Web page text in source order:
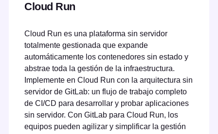
Cloud Run
Cloud Run es una plataforma sin servidor
totalmente gestionada que expande
automáticamente los contenedores sin estado y
abstrae toda la gestión de la infraestructura.
Implemente en Cloud Run con la arquitectura sin
servidor de GitLab: un flujo de trabajo completo
de CI/CD para desarrollar y probar aplicaciones
sin servidor. Con GitLab para Cloud Run, los
equipos pueden agilizar y simplificar la gestión